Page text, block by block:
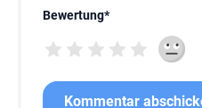
Bewertung*